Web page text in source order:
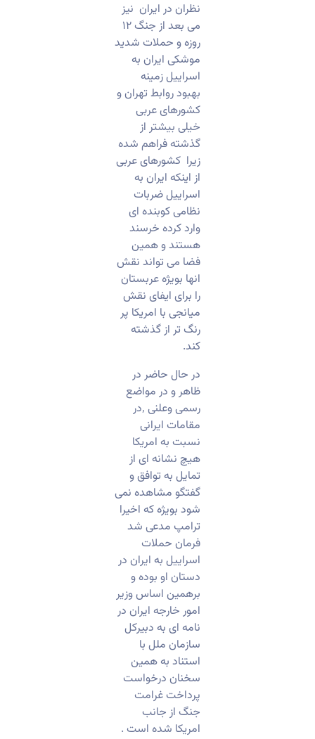
نظران در ایران نیز
می بعد از جنگ ۱۲
روزه و حملات شدید
موشکی ایران به
اسراییل زمینه
بهبود روابط تهران و
کشورهای عربی
خیلی بیشتر از
گذشته فراهم شده
زیرا کشورهای عربی
از اینکه ایران به
اسراییل ضربات
نظامی کوبنده ای
وارد کرده خرسند
هستند و همین
فضا می تواند نقش
انها بویژه عربستان
را برای ایفای نقش
میانجی با امریکا پر
رنگ تر از گذشته
کند.
در حال حاضر در
ظاهر و در مواضع
رسمی وعلنی ٬در
مقامات ایرانی
نسبت به امریکا
هیچ نشانه ای از
تمایل به توافق و
گفتگو مشاهده نمی
شود بویژه که اخیرا
ترامپ مدعی شد
فرمان حملات
اسراییل به ایران در
دستان او بوده و
برهمین اساس وزیر
امور خارجه ایران در
نامه ای به دبیرکل
سازمان ملل با
استناد به همین
سخنان درخواست
پرداخت غرامت
جنگ از جانب
امریکا شده است .